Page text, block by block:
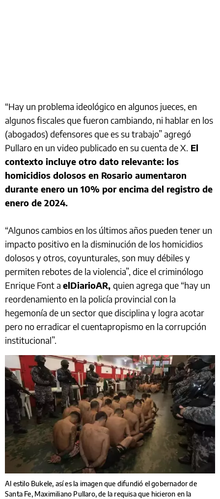
“Hay un problema ideológico en algunos jueces, en
algunos fiscales que fueron cambiando, ni hablar en los
(abogados) defensores que es su trabajo” agregó
Pullaro en un video publicado en su cuenta de X. El
contexto incluye otro dato relevante: los
homicidios dolosos en Rosario aumentaron
durante enero un 10% por encima del registro de
enero de 2024.
“Algunos cambios en los últimos años pueden tener un
impacto positivo en la disminución de los homicidios
dolosos y otros, coyunturales, son muy débiles y
permiten rebotes de la violencia”, dice el criminólogo
Enrique Font a elDiarioAR, quien agrega que “hay un
reordenamiento en la policía provincial con la
hegemonía de un sector que disciplina y logra acotar
pero no erradicar el cuentapropismo en la corrupción
institucional”.
Al estilo Bukele, así es la imagen que difundió el gobernador de
Santa Fe, Maximiliano Pullaro, de la requisa que hicieron en la